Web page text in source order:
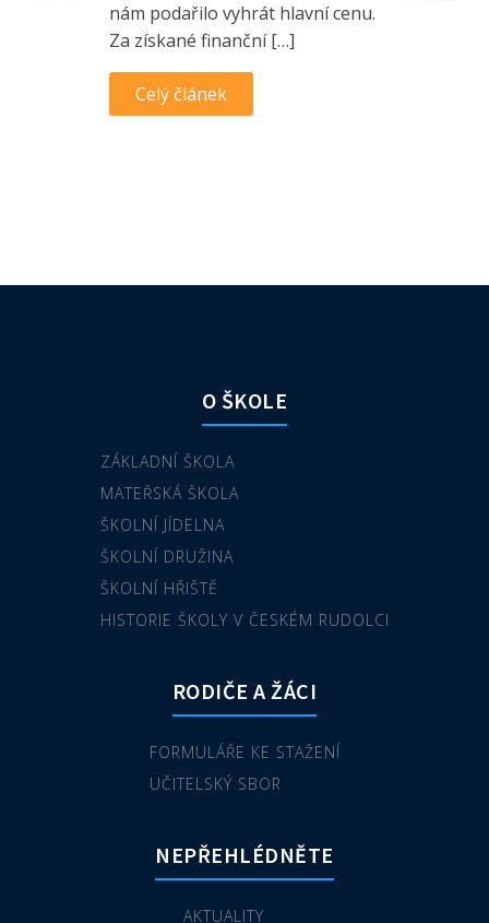
nám podařilo vyhrát hlavní cenu.
Za získané finanční […]
Celý článek
O ŠKOLE
ZÁKLADNÍ ŠKOLA
MATEŘSKÁ ŠKOLA
ŠKOLNÍ JÍDELNA
ŠKOLNÍ DRUŽINA
ŠKOLNÍ HŘIŠTĚ
HISTORIE ŠKOLY V ČESKÉM RUDOLCI
RODIČE A ŽÁCI
FORMULÁŘE KE STAŽENÍ
UČITELSKÝ SBOR
NEPŘEHLÉDNĚTE
AKTUALITY